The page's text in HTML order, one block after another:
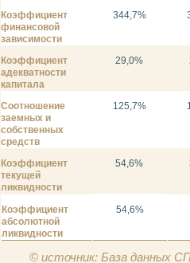
Коэффициент
финансовой
зависимости
344,7%
Коэффициент
адекватности
капитала
29,0%
Соотношение
заемных и
собственных
средств
125,7%
Коэффициент
текущей
ликвидности
54,6%
Коэффициент
абсолютной
ликвидности
54,6%
© источник: База данных